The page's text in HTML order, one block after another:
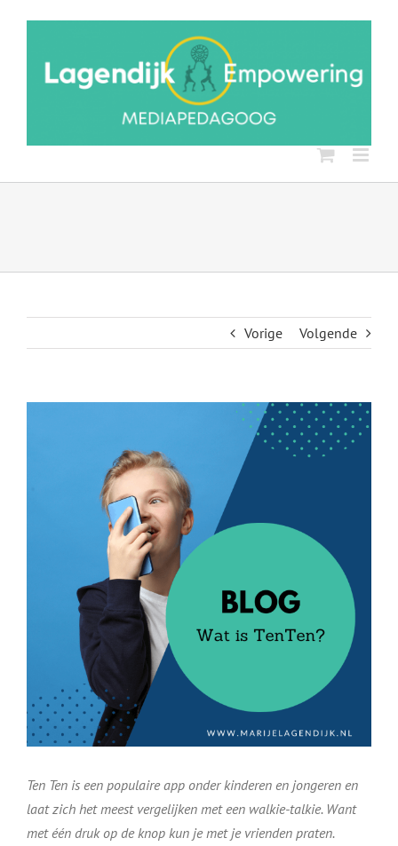
Vorige Volgende
Ten Ten is een populaire app onder kinderen en jongeren en
laat zich het meest vergelijken met een walkie-talkie. Want
met één druk op de knop kun je met je vrienden praten.